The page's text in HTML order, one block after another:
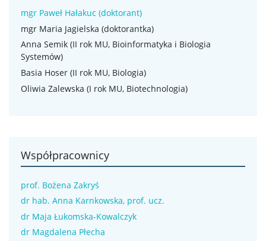
mgr Paweł Hałakuc (doktorant)
mgr Maria Jagielska (doktorantka)
Anna Semik (II rok MU, Bioinformatyka i Biologia
Systemów)
Basia Hoser (II rok MU, Biologia)
Oliwia Zalewska (I rok MU, Biotechnologia)
Współpracownicy
prof. Bożena Zakryś
dr hab. Anna Karnkowska, prof. ucz.
dr Maja Łukomska-Kowalczyk
dr Magdalena Płecha